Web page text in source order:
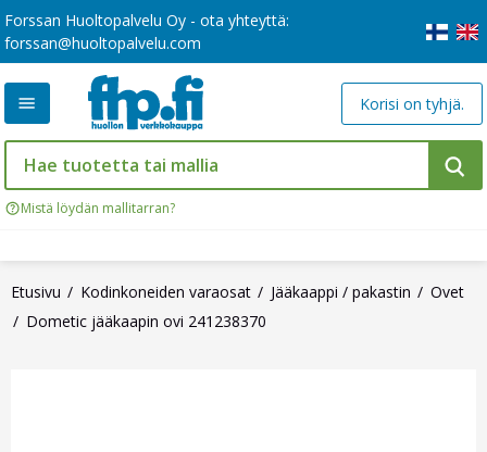
Forssan Huoltopalvelu Oy - ota yhteyttä:
forssan@huoltopalvelu.com
Mistä löydän mallitarran?
Korisi on tyhjä.
Etusivu Kodinkoneiden varaosat Jääkaappi / pakastin
Ovet
Dometic jääkaapin ovi 241238370